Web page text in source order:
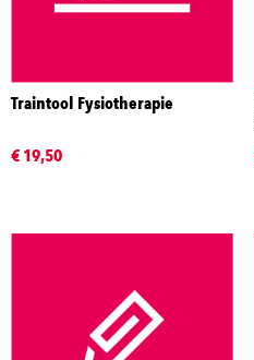
Traintool Fysiotherapie
€ 19,50